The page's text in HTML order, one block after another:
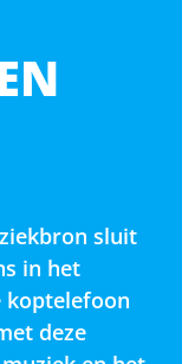
sluit
in het
koptelefoon
deze